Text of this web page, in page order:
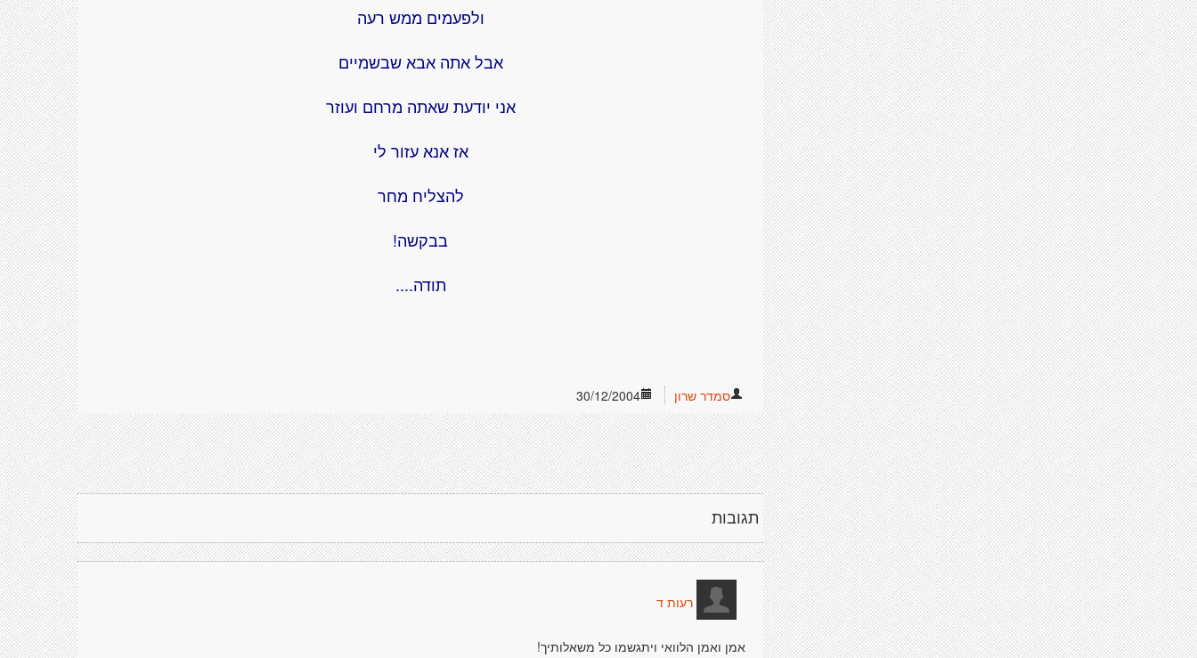
ולפעמים ממש רעה
אבל אתה אבא שבשמיים
אני יודעת שאתה מרחם ועוזר
אז אנא עזור לי
להצליח מחר
בבקשה!
תודה....
30/12/2004 סמדר שרון
תגובות
רעות ד
אמן ואמן הלוואי ויתגשמו כל משאלותיך!